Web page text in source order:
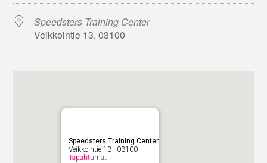
Speedsters Training Center
Veikkointie 13, 03100
Speedsters Training Center
Veikkointie 13 - 03100
Tapahtumat